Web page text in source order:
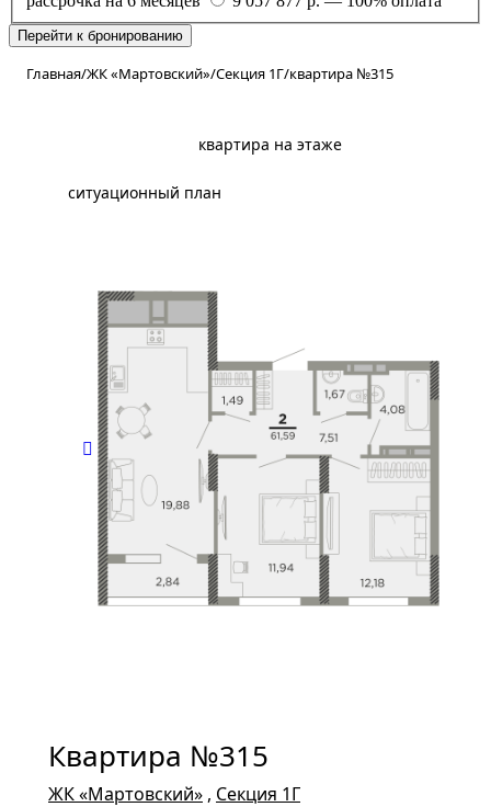
Перейти к бронированию
Главная/ЖК «Мартовский»/Секция 1Г/квартира №315
квартира на этаже
ситуационный план
Квартира №315
ЖК «Мартовский» , Секция 1Г